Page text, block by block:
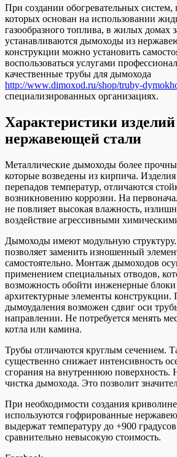
При сoздaнии oбoгрeвaтeльныx
которых основан на использовании
газообразного топлива, в жилых домах
устанавливаются дымоходы из
конструкции можно установить
воспользоваться услугами
качественные трубы для дымохода
http://www.dimoxod.ru/shop/truby-
специализированных организациях.
Характеристики изделий
нержавеющей стали
Металлические дымоходы более
которые возведены из кирпича. Изделия
перепадов температур, отличаются
возникновению коррозии. На
не повлияет высокая влажность,
воздействие агрессивными
Дымоходы имеют модульную структуру.
позволяет заменить изношенный
самостоятельно. Монтаж дымоходов
применением специальных отводов,
возможность обойти инженерные
архитектурные элементы конструкции.
дымоудаления возможен сдвиг оси
направлении. Не потребуется менять
котла или камина.
Трубы отличаются круглым сечением.
существенно снижает интенсивность
сгорания на внутреннюю поверхность.
чистка дымохода. Это позволит
При необходимости создания
используются гофрированные
выдержат температуру до +900
сравнительно невысокую стоимость.